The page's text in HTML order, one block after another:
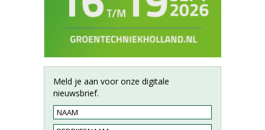
Meld je aan voor onze digitale
nieuwsbrief.